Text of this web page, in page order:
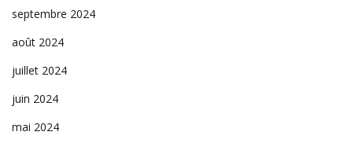
septembre 2024
août 2024
juillet 2024
juin 2024
mai 2024